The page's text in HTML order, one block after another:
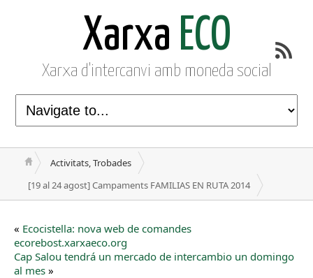
Xarxa ECO
Xarxa d'intercanvi amb moneda social
Activitats, Trobades
[19 al 24 agost] Campaments FAMILIAS EN RUTA 2014
« Ecocistella: nova web de comandes
ecorebost.xarxaeco.org
Cap Salou tendrá un mercado de intercambio un domingo
al mes »